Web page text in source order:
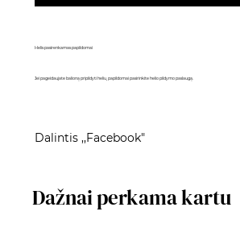
Helis pasirenkamas papildomai
Jei pageidaujate balioną pripildyti heliu, papildomai pasirinkitehelio pildymo paslaugą.
Dalintis ,,Facebook"
Dažnai perkama kartu